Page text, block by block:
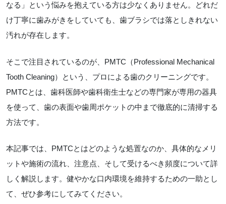
なる」という悩みを抱えている方は少なくありません。どれだ
け丁寧に歯みがきをしていても、歯ブラシでは落としきれない
汚れが存在します。
そこで注目されているのが、PMTC（Professional Mechanical
Tooth Cleaning）という、プロによる歯のクリーニングです。
PMTCとは、歯科医師や歯科衛生士などの専門家が専用の器具
を使って、歯の表面や歯周ポケットの中まで徹底的に清掃する
方法です。
本記事では、PMTCとはどのような処置なのか、具体的なメリ
ットや施術の流れ、注意点、そして受けるべき頻度について詳
しく解説します。健やかな口内環境を維持するための一助とし
て、ぜひ参考にしてみてください。